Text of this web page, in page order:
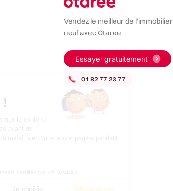
Vendez le meilleur de l’immobilier
neuf avec Otaree
Essayer gratuitement
Salut c'est nous...
les Cookies !
Non merci Je choisis